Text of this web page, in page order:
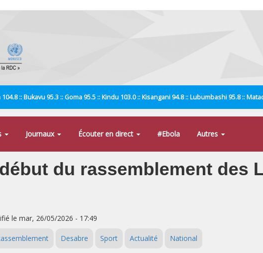
:: Bukavu 95.3 :: Goma 95.5 :: Kindu 103.0 :: Kisangani 94.8 :: Lubumbashi 95.8 ::
Journaux Écouter en direct #Ebola Autres
du rassemblement des
le mar, 26/05/2026 - 17:49
Desabre Sport Actualité National